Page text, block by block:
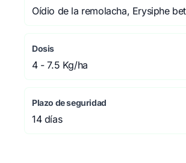
Oídio de la remolacha, Erysiphe
Dosis
4 - 7.5 Kg/ha
Plazo de seguridad
14 días